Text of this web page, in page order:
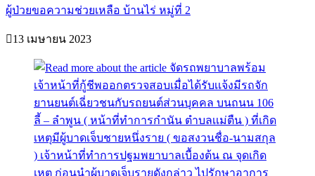
ผู้ป่วยขอความช่วยเหลือ บ้านไร่ หมู่ที่ 2
13 เมษายน 2023